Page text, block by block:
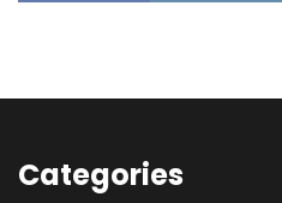
Categories